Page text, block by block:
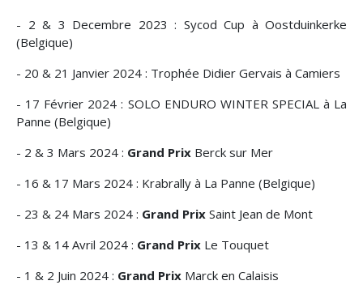
- 2 & 3 Decembre 2023 : Sycod Cup à Oostduinkerke
(Belgique)
- 20 & 21 Janvier 2024 : Trophée Didier Gervais à Camiers
- 17 Février 2024 : SOLO ENDURO WINTER SPECIAL à La
Panne (Belgique)
- 2 & 3 Mars 2024 : Grand Prix Berck sur Mer
- 16 & 17 Mars 2024 : Krabrally à La Panne (Belgique)
- 23 & 24 Mars 2024 : Grand Prix Saint Jean de Mont
- 13 & 14 Avril 2024 : Grand Prix Le Touquet
- 1 & 2 Juin 2024 : Grand Prix Marck en Calaisis